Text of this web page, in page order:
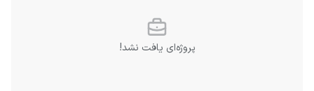
پروژه‌ای یافت نشد!